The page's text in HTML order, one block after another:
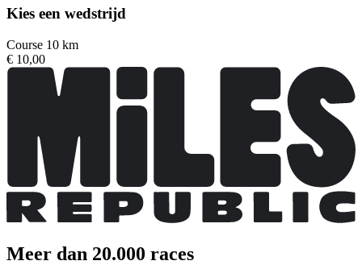
Kies een wedstrijd
Course 10 km
€ 10,00
Meer dan 20.000 races